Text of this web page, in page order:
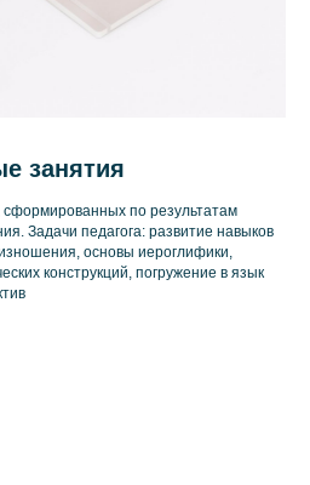
занятия
сформированных по результатам
Задачи педагога: развитие навыков
основы иероглифики,
конструкций, погружение в язык